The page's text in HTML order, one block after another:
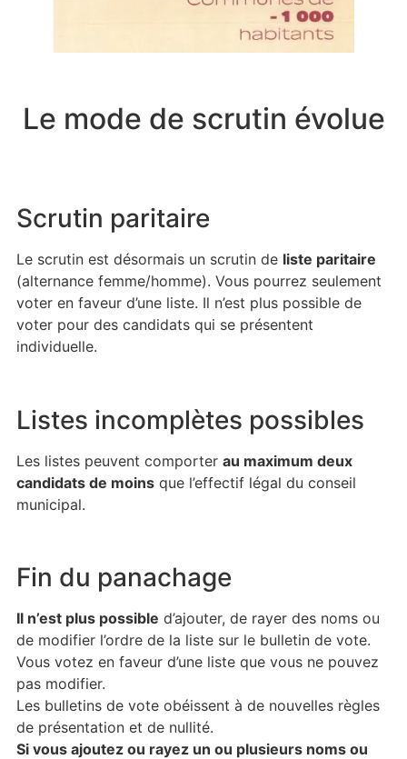
Le mode de scrutin évolue
Scrutin paritaire
Le scrutin est désormais un scrutin de liste paritaire
(alternance femme/homme). Vous pourrez seulement
voter en faveur d’une liste. Il n’est plus possible de
voter pour des candidats qui se présentent
individuelle.
Listes incomplètes possibles
Les listes peuvent comporter au maximum deux
candidats de moinsque l’effectif légal du conseil
municipal.
Fin du panachage
Il n’est plus possible d’ajouter, de rayer des noms ou
de modifier l’ordre de la liste sur le bulletin de vote.
Vous votez en faveur d’une liste que vous ne pouvez
pas modifier.
Les bulletins de vote obéissent à de nouvelles règles
de présentation et de nullité.
Si vous ajoutez ou rayez un ou plusieurs noms ou